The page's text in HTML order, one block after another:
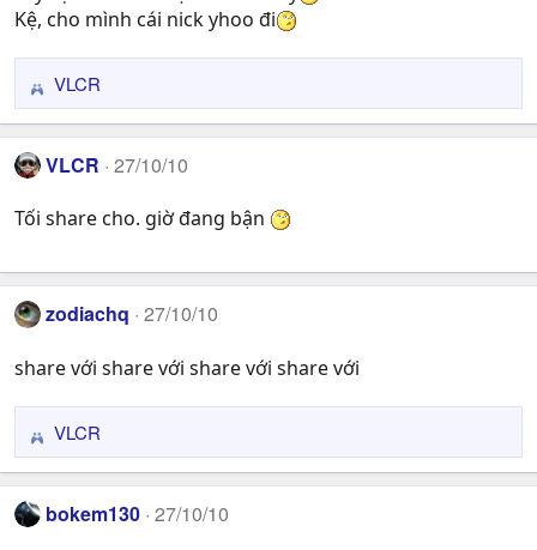
s
Kệ, cho mình cái nick yhoo đi
R
e
a
c
i
n
s
:
VLCR
VLCR 27/10/10
Tối share cho. giờ đang bận
zodiachq 27/10/10
share với share với share với share với
R
e
a
c
VLCR
bokem130 27/10/10